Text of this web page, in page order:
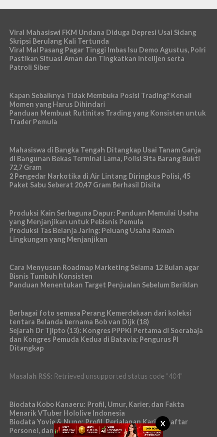
X
Viral Mahasiswi FKM Undana Diduga Depresi Usai Sidang
Skripsi Berulang Kali Tertunda
Viral Mal Pasang Pagar Tinggi Imbas Isu Demo Agustus, Polri
Pastikan Situasi Aman dan Tingkatkan Intelijen serta
Patroli Siber
Kapan Sebaiknya Tidak Membuka Posisi Trading? Kenali
Momen yang Harus Dihindari
Panduan Membuat Rutinitas Trading yang Konsisten untuk
Trader Pemula
Mahasiswa di Bangka Tengah Ditangkap Usai Tanam Ganja
di Bangunan Bekas Terminal Lama, Polisi Sita Barang Bukti
72,7 Gram
2 Pengedar Narkotika di Air Lintang Diringkus Polisi, 45
Paket Sabu Seberat 20,47 Gram Berhasil Disita
Produksi Kain Serbaguna Dapur: Panduan Memulai Usaha
yang Menjanjikan untuk Pebisnis Pemula
Produksi Tas Belanja Jaring: Peluang Usaha Ramah
Lingkungan yang Menjanjikan
Cara Menyusun Roadmap Marketing Selama 12 Bulan agar
Bisnis Tumbuh Konsisten
Panduan Menentukan Target Penjualan Sebelum Beriklan
Berbagai foto semasa Perang Kemerdekaan dari koleksi
tentara Belanda bernama Bob van Dijk (18)
Sejarah Dr Tjipto (13): Kongres PPPKI Pertama di Soerabaja
dan Kongres Pemuda Kedua di Batavia; Pengurus PI
Ditangkap
Masalah RSS: Retrieved unsupported status code "404"
Biodata Kobo Kanaeru: Profil, Umur, Karier, dan Fakta
Menarik VTuber Hololive Indonesia
Biodata Yovie & Nuno: Profil, Perjalanan Karier, Daftar
Personel, dan Fakta Menarik